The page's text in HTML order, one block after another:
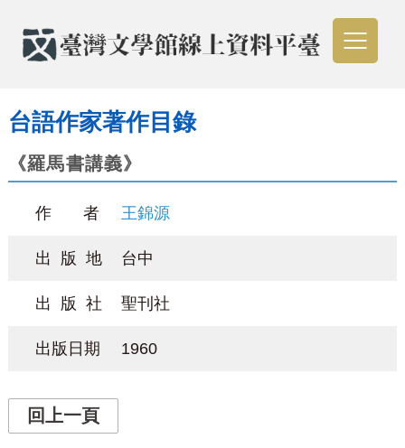
台語作家著作目錄
《羅馬書講義》
作 者 王錦源
出 版 地 台中
出 版 社 聖刊社
出版日期 1960
回上一頁